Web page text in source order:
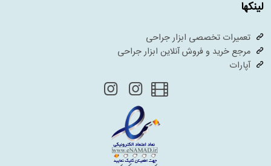
لینکها
تعمیرات تخصصی ابزار جراحی
مرجع خرید و فروش آنلاین ابزار جراحی
آپارات